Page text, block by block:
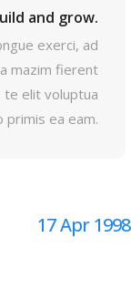
and grow.
exerci, ad
mazim fierent
te elit voluptua
primis ea eam.
17 Apr 1998